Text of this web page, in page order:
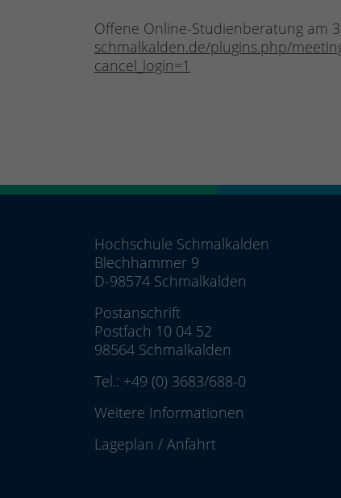
Offene Online-Studienberatung am
schmalkalden.de/plugins.php/
cancel_login=1
Hochschule Schmalkalden
Blechhammer 9
D-98574 Schmalkalden
Postanschrift
Postfach 10 04 52
98564 Schmalkalden
Tel.: +49 (0) 3683/688-0
Weitere Informationen
Lageplan / Anfahrt